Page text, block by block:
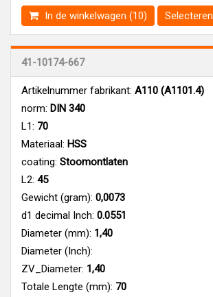
In de winkelwagen (10)
Selecteren
41-10174-667
Artikelnummer fabrikant: A110 (A1101.4)
norm: DIN 340
L1: 70
Materiaal: HSS
coating: Stoomontlaten
L2: 45
Gewicht (gram): 0,0073
d1 decimal Inch: 0.0551
Diameter (mm): 1,40
Diameter (Inch):
ZV_Diameter: 1,40
Totale Lengte (mm): 70